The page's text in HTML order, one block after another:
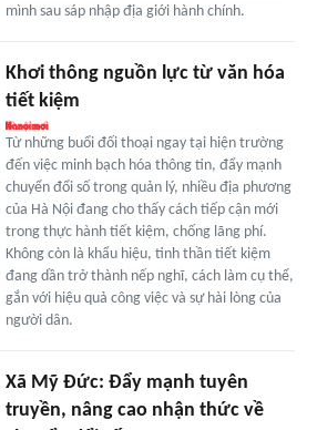
mình sau sáp nhập địa giới hành chính.
Khơi thông nguồn lực từ văn hóa
tiết kiệm
Từ những buổi đối thoại ngay tại hiện trường
đến việc minh bạch hóa thông tin, đẩy mạnh
chuyển đổi số trong quản lý, nhiều địa phương
của Hà Nội đang cho thấy cách tiếp cận mới
trong thực hành tiết kiệm, chống lãng phí.
Không còn là khẩu hiệu, tinh thần tiết kiệm
đang dần trở thành nếp nghĩ, cách làm cụ thể,
gắn với hiệu quả công việc và sự hài lòng của
người dân.
Xã Mỹ Đức: Đẩy mạnh tuyên
truyền, nâng cao nhận thức về